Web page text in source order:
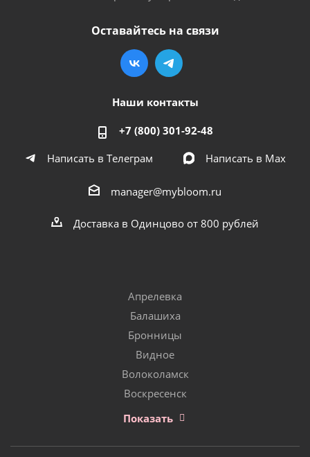
Оставайтесь на связи
Наши контакты
+7 (800) 301-92-48
Написать в Телеграм
Написать в Мах
manager@mybloom.ru
Доставка в Одинцово от 800 рублей
Апрелевка
Балашиха
Бронницы
Видное
Волоколамск
Воскресенск
Показать